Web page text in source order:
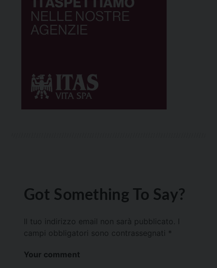
Got Something To Say?
Il tuo indirizzo email non sarà pubblicato.
campi obbligatori sono contrassegnati *
Your comment